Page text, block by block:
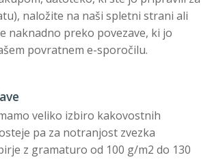
naložite na naši spletni strani ali
naknadno preko povezave, ki jo
povratnem e-sporočilu.
veliko izbiro kakovostnih
pa za notranjost zvezka
z gramaturo od 100 g/m2 do 130